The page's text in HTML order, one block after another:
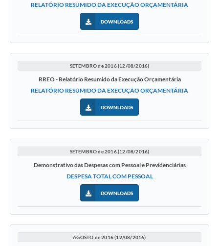
RELATÓRIO RESUMIDO DA EXECUÇÃO ORÇAMENTÁRIA
DOWNLOADS
SETEMBRO de 2016 (12/08/2016)
RREO - Relatório Resumido da Execução Orçamentária
RELATÓRIO RESUMIDO DA EXECUÇÃO ORÇAMENTÁRIA
DOWNLOADS
SETEMBRO de 2016 (12/08/2016)
Demonstrativo das Despesas com Pessoal e Previdenciárias
DESPESA TOTAL COM PESSOAL
DOWNLOADS
AGOSTO de 2016 (12/08/2016)